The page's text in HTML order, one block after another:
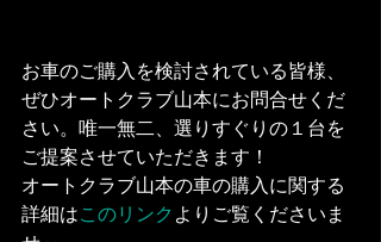
お車のご購入を検討されている皆様、
ぜひオートクラブ山本にお問合せくだ
さい。唯一無二、選りすぐりの１台を
ご提案させていただきます！
オートクラブ山本の車の購入に関する
詳細はこのリンク よりご覧くださいま